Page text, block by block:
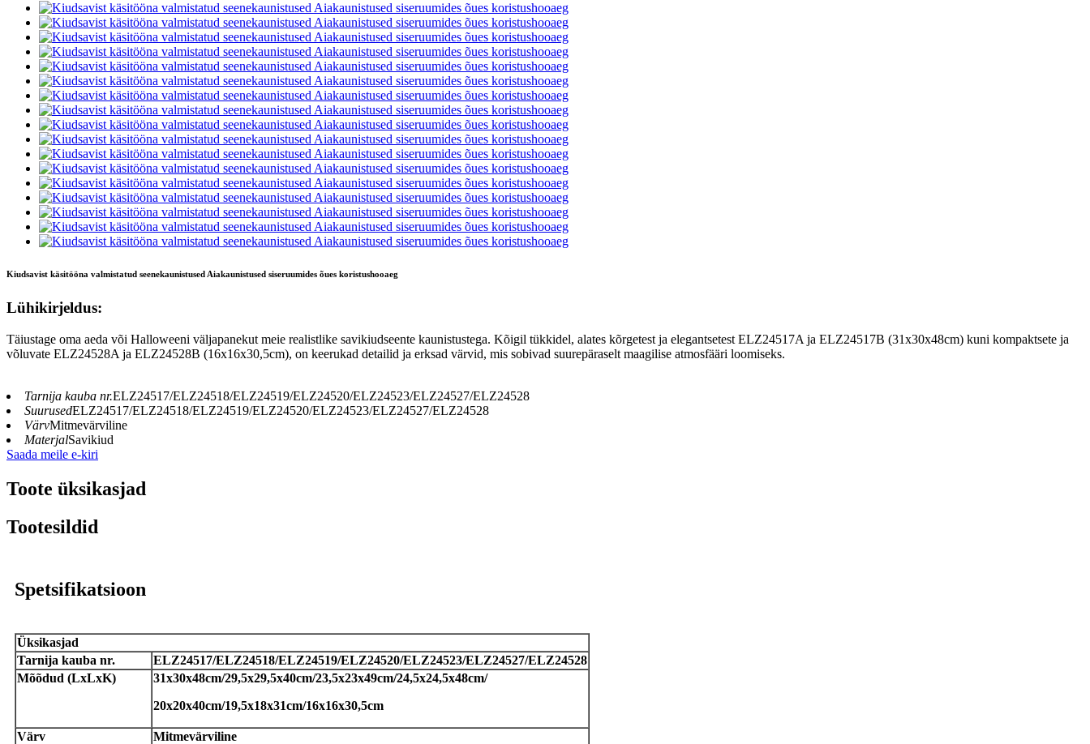
Kiudsavist käsitööna valmistatud seenekaunistused Aiakaunistused siseruumides õues koristushooaeg
Lühikirjeldus:
Täiustage oma aeda või Halloweeni väljapanekut meie realistlike savikiudseente kaunistustega. Kõigil tükkidel, alates kõrgetest ja elegantsetest ELZ24517A ja ELZ24517B (31x30x48cm) kuni kompaktsete ja
võluvate ELZ24528A ja ELZ24528B (16x16x30,5cm), on keerukad detailid ja erksad värvid, mis sobivad suurepäraselt maagilise atmosfääri loomiseks.
Tarnija kauba nr.ELZ24517/ELZ24518/ELZ24519/ELZ24520/ELZ24523/ELZ24527/ELZ24528
SuurusedELZ24517/ELZ24518/ELZ24519/ELZ24520/ELZ24523/ELZ24527/ELZ24528
VärvMitmevärviline
MaterjalSavikiud
Saada meile e-kiri
Toote üksikasjad
Tootesildid
Spetsifikatsioon
Üksikasjad
Tarnija kauba nr.
ELZ24517/ELZ24518/ELZ24519/ELZ24520/ELZ24523/ELZ24527/ELZ24528
Mõõdud (LxLxK)
31x30x48cm/29,5x29,5x40cm/23,5x23x49cm/24,5x24,5x48cm/
20x20x40cm/19,5x18x31cm/16x16x30,5cm
Värv
Mitmevärviline